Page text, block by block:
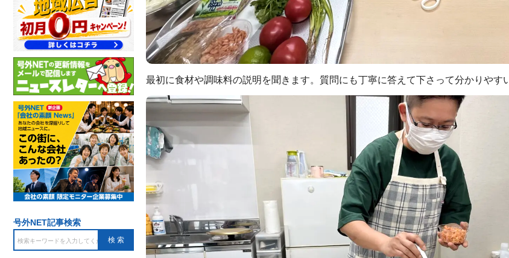
最初に食材や調味料の説明を聞きます。質問にも丁寧に答えて下さって分かりやす
号外NET記事検索